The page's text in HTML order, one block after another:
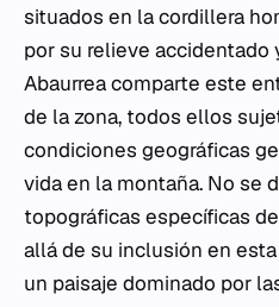
situados en la cordillera
por su relieve accidentado
Abaurrea comparte este
de la zona, todos ellos
condiciones geográficas
vida en la montaña. No se
topográficas específicas
allá de su inclusión en
un paisaje dominado por